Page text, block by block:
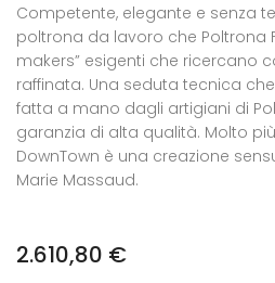
Competente, elegante e senza
poltrona da lavoro che Poltrona
makers” esigenti che ricercano
raffinata. Una seduta tecnica
fatta a mano dagli artigiani di
garanzia di alta qualità. Molto
DownTown è una creazione
Marie Massaud.
2.610,80 €